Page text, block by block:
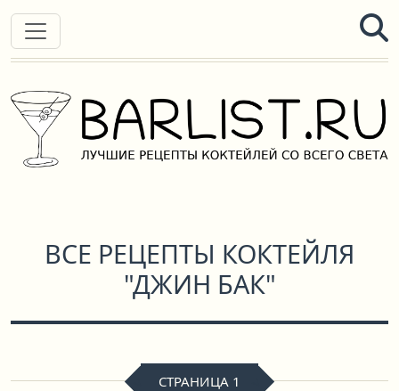
ВСЕ РЕЦЕПТЫ КОКТЕЙЛЯ
"ДЖИН БАК"
СТРАНИЦА 1